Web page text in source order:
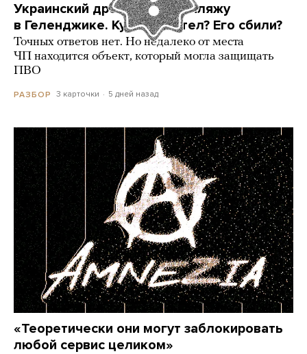
Украинский дрон попал по пляжу
в Геленджике. Куда он летел? Его сбили?
Точных ответов нет. Но недалеко от места
ЧП находится объект, который могла защищать
ПВО
РАЗБОР 3 карточки 5 дней назад
«Теоретически они могут заблокировать
любой сервис целиком»